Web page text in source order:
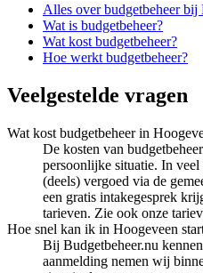
Alles overbudgetbeheerbij
Wat is budgetbeheer?
Wat kost budgetbeheer?
Hoe werkt budgetbeheer?
Veelgestelde vragen
Wat kost budgetbeheer in
De kosten van
persoonlijke situatie. In
(deels) vergoed via de
een gratis intakegesprek
tarieven. Zie ook onze
Hoe snel kan ik in Hoogeveen
Bij Budgetbeheer.nu
aanmelding nemen wij